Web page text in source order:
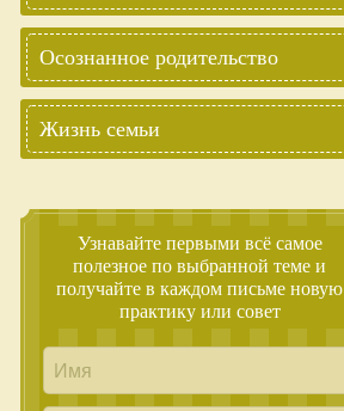
Осознанное родительство
Жизнь семьи
Узнавайте первыми всё самое
полезное по выбранной теме и
получайте в каждом письме новую
практику или совет